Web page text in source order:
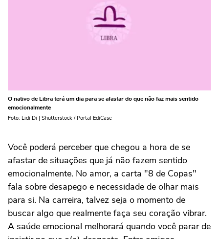
O nativo de Libra terá um dia para se afastar do que não faz mais sentido
emocionalmente
Foto: Lidi Di | Shutterstock / Portal EdiCase
Você poderá perceber que chegou a hora de se
afastar de situações que já não fazem sentido
emocionalmente. No amor, a carta "8 de Copas"
fala sobre desapego e necessidade de olhar mais
para si. Na carreira, talvez seja o momento de
buscar algo que realmente faça seu coração vibrar.
A saúde emocional melhorará quando você parar de